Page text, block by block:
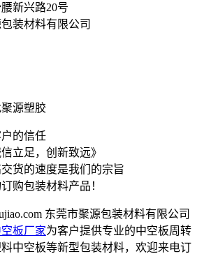
新兴路20号
装材料有限公司
源塑胶
的信任
立足，创新致远》
货的速度是我们的宗旨
购包装材料产品！
东莞市聚源包装材料有限公司
板厂家为客户提供专业的中空板周转
中空板等新型包装材料，欢迎来电订